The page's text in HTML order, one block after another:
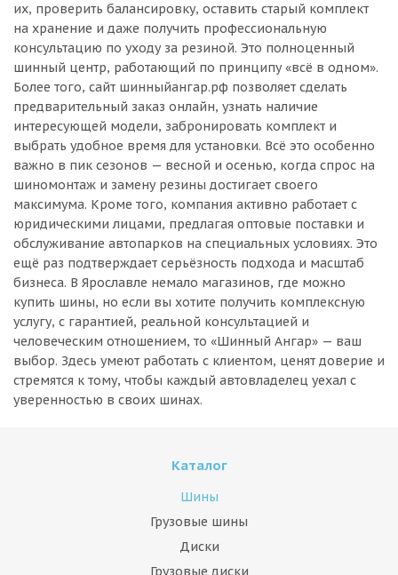
их, проверить балансировку, оставить старый комплект
на хранение и даже получить профессиональную
консультацию по уходу за резиной. Это полноценный
шинный центр, работающий по принципу «всё в одном».
Более того, сайт шинныйангар.рф позволяет сделать
предварительный заказ онлайн, узнать наличие
интересующей модели, забронировать комплект и
выбрать удобное время для установки. Всё это особенно
важно в пик сезонов — весной и осенью, когда спрос на
шиномонтаж и замену резины достигает своего
максимума. Кроме того, компания активно работает с
юридическими лицами, предлагая оптовые поставки и
обслуживание автопарков на специальных условиях. Это
ещё раз подтверждает серьёзность подхода и масштаб
бизнеса. В Ярославле немало магазинов, где можно
купить шины, но если вы хотите получить комплексную
услугу, с гарантией, реальной консультацией и
человеческим отношением, то «Шинный Ангар» — ваш
выбор. Здесь умеют работать с клиентом, ценят доверие и
стремятся к тому, чтобы каждый автовладелец уехал с
уверенностью в своих шинах.
Каталог
Шины
Грузовые шины
Диски
Грузовые диски